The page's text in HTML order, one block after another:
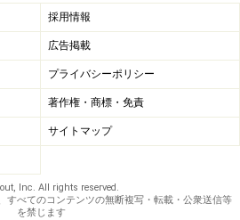
採用情報
広告掲載
プライバシーポリシー
著作権・商標・免責
サイトマップ
Inc. All rights reserved.
すべてのコンテンツの無断複写・転載・公衆送信等
を禁じます